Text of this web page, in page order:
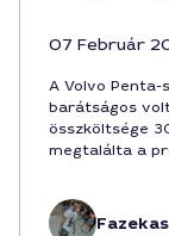
07 Február
A Volvo Penta-
barátságos
összköltsége
megtalálta a